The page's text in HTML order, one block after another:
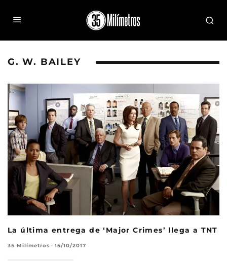
G. W. BAILEY
La última entrega de ‘Major Crimes’ llega a TNT
35 Milímetros · 15/10/2017